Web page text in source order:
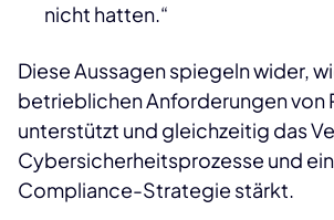
nicht hatten.“
Diese Aussagen spiegeln wider,
betrieblichen Anforderungen von
unterstützt und gleichzeitig das
Cybersicherheitsprozesse und
Compliance-Strategie stärkt.